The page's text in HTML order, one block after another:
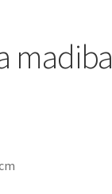
madiba